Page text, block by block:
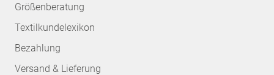
Größenberatung
Textilkundelexikon
Bezahlung
Versand & Lieferung